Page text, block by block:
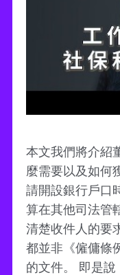
本文我們將介紹
麼需要以及如何
請開設銀行戶口
算在其他司法管
清楚收件人的要
都並非《僱傭條
的文件。 即是